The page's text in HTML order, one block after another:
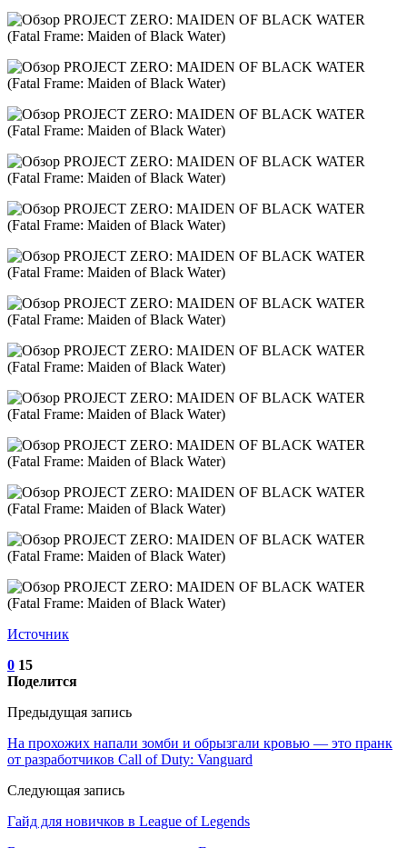
Источник
0 15
Поделится
Предыдущая запись
На прохожих напали зомби и обрызгали кровью — это пранк
от разработчиков Call of Duty: Vanguard
Следующая запись
Гайд для новичков в League of Legends